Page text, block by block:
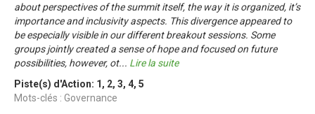
about perspectives of the summit itself, the way it is organized, it’s
importance and inclusivity aspects. This divergence appeared to
be especially visible in our different breakout sessions. Some
groups jointly created a sense of hope and focused on future
possibilities, however, ot... Lire la suite
Piste(s) d'Action: 1 , 2, 3, 4, 5
Mots-clés : Governance